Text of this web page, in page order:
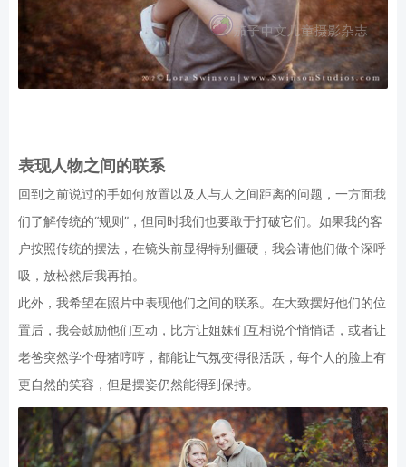
表现人物之间的联系
回到之前说过的手如何放置以及人与人之间距离的问题，一方面我
们了解传统的“规则”，但同时我们也要敢于打破它们。如果我的客
户按照传统的摆法，在镜头前显得特别僵硬，我会请他们做个深呼
吸，放松然后我再拍。
此外，我希望在照片中表现他们之间的联系。在大致摆好他们的位
置后，我会鼓励他们互动，比方让姐妹们互相说个悄悄话，或者让
老爸突然学个母猪哼哼，都能让气氛变得很活跃，每个人的脸上有
更自然的笑容，但是摆姿仍然能得到保持。